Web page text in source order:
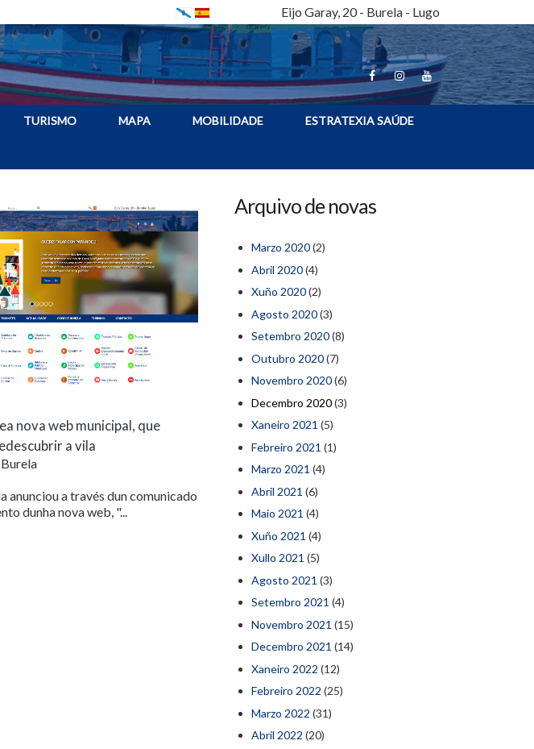
Eijo Garay, 20 - Burela - Lugo
TURISMO MAPA MOBILIDADE ESTRATEXIA SAÚDE
nova web municipal, que
a vila
anunciou a través dun comunicado
dunha nova web, "...
Arquivo de novas
Marzo 2020(2)
Abril 2020(4)
Xuño 2020(2)
Agosto 2020(3)
Setembro 2020(8)
Outubro 2020(7)
Novembro 2020(6)
Decembro 2020(3)
Xaneiro 2021 (5)
Febreiro 2021 (1)
Marzo 2021 (4)
Abril 2021 (6)
Maio 2021 (4)
Xuño 2021 (4)
Xullo 2021 (5)
Agosto 2021 (3)
Setembro 2021 (4)
Novembro 2021 (15)
Decembro 2021 (14)
Xaneiro 2022 (12)
Febreiro 2022 (25)
Marzo 2022 (31)
Abril 2022 (20)